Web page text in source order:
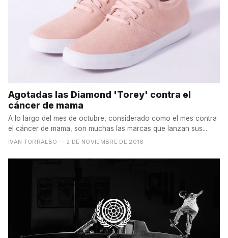
Agotadas las Diamond 'Torey' contra el
cáncer de mama
A lo largo del mes de octubre, considerado como el mes contra
el cáncer de mama, son muchas las marcas que lanzan sus...
IVÁN TORRALBO — 2 DE NOVIEMBRE DE 2016